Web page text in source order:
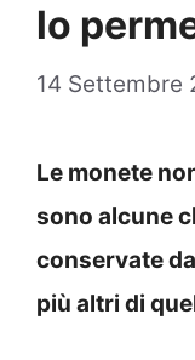
lo
14 Settembre
Le monete
sono alcune
conservate
più altri di